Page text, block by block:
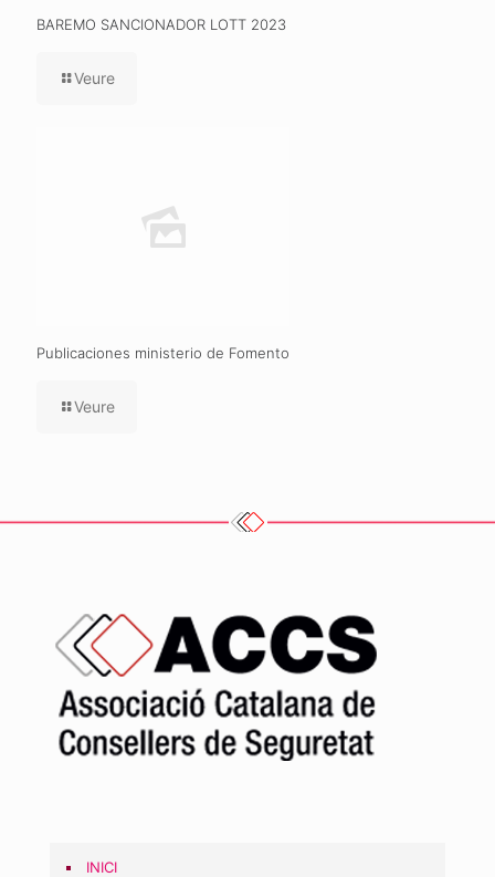
BAREMO SANCIONADOR LOTT 2023
Veure
Publicaciones ministerio de Fomento
Veure
INICI